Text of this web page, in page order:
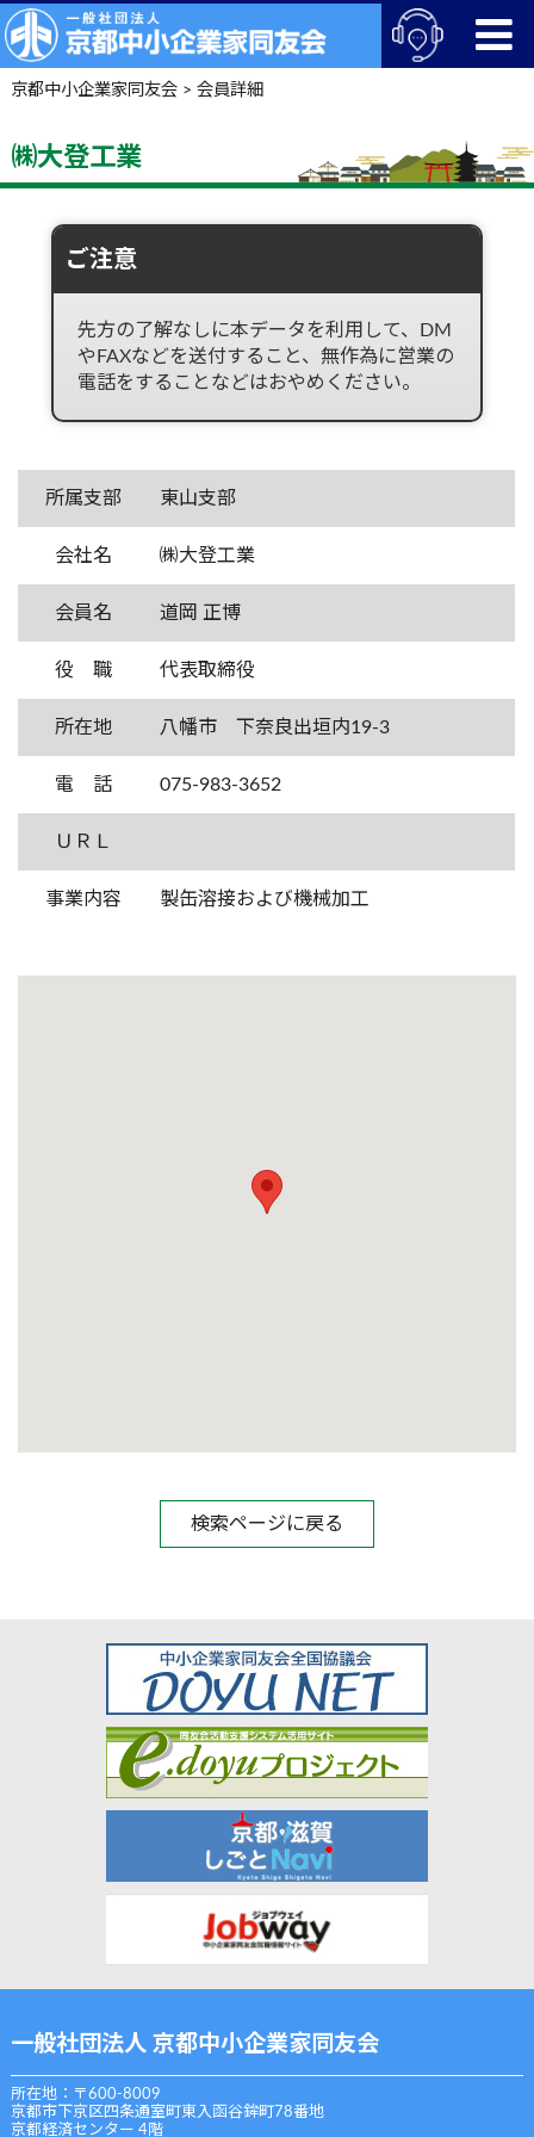
京都中小企業家同友会> 会員詳細
㈱大登工業
ご注意
先方の了解なしに本データを利用して、DM
やFAXなどを送付すること、無作為に営業の
電話をすることなどはおやめください。
所属支部 東山支部
会社名 ㈱大登工業
会員名 道岡 正博
役 職 代表取締役
所在地 八幡市 下奈良出垣内19-3
電 話 075-983-3652
ＵＲＬ
事業内容 製缶溶接および機械加工
検索ページに戻る
一般社団法人 京都中小企業家同友会
所在地：〒600-8009
京都市下京区四条通室町東入函谷鉾町78番地
京都経済センター 4階